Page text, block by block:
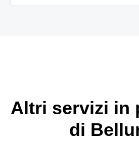
Altri servizi in
di